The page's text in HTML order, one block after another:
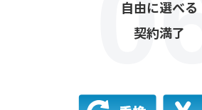
自由に選べる
契約満了